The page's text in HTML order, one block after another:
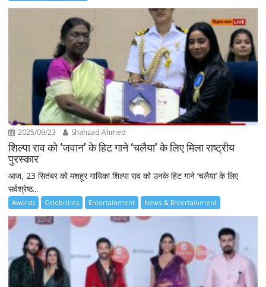
2025/09/23 Shahzad Ahmed
शिल्पा राव को ‘जवान’ के हिट गाने ‘चलैया’ के लिए मिला राष्ट्रीय
पुरस्कार
आज, 23 सितंबर को मशहूर गायिका शिल्पा राव को उनके हिट गाने ‘चलैया’ के लिए
सर्वश्रेष्ठ...
Awards Celebrities Entertainment News & Entertainment